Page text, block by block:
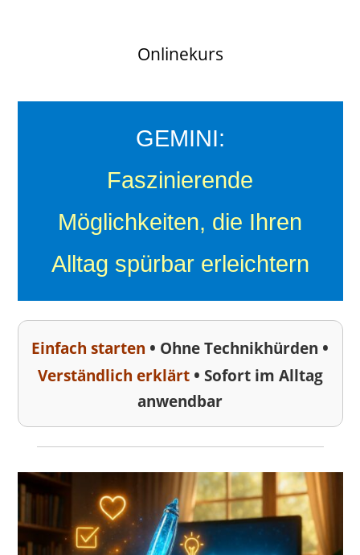
Onlinekurs
GEMINI:
Faszinierende
Möglichkeiten, die Ihren
Alltag spürbar erleichtern
Einfach starten • Ohne Technikhürden •
Verständlich erklärt • Sofort im Alltag
anwendbar